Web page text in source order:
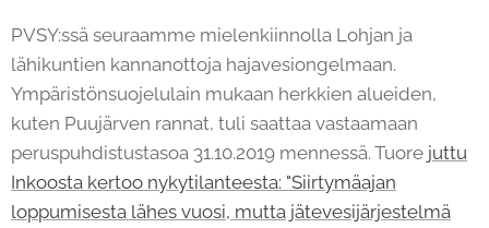
PVSY:ssä seuraamme mielenkiinnolla Lohjan ja
lähikuntien kannanottoja hajavesiongelmaan.
Ympäristönsuojelulain mukaan herkkien alueiden,
kuten Puujärven rannat, tuli saattaa vastaamaan
peruspuhdistustasoa 31.10.2019 mennessä. Tuore juttu
Inkoosta kertoo nykytilanteesta: "Siirtymäajan
loppumisesta lähes vuosi, mutta jätevesijärjestelmä